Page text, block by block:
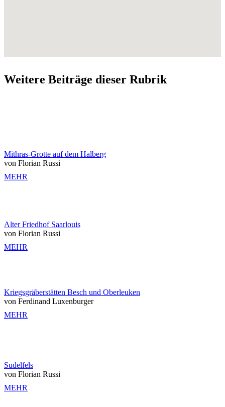
Weitere Beiträge dieser Rubrik
Mithras-Grotte auf dem Halberg
von Florian Russi
MEHR
Alter Friedhof Saarlouis
von Florian Russi
MEHR
Kriegsgräberstätten Besch und Oberleuken
von Ferdinand Luxenburger
MEHR
Sudelfels
von Florian Russi
MEHR